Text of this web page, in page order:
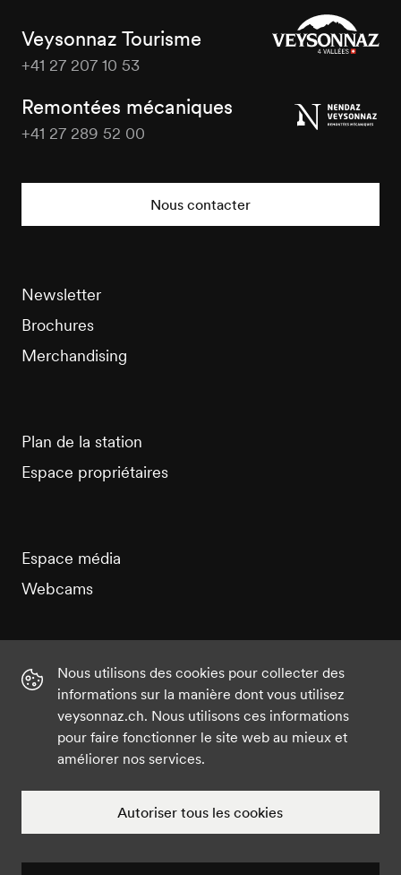
Veysonnaz Tourisme
+41 27 207 10 53
Remontées mécaniques
+41 27 289 52 00
Nous contacter
Newsletter
Brochures
Merchandising
Plan de la station
Espace propriétaires
Espace média
Webcams
Facebook Twitter YouTube
Nous utilisons des cookies pour collecter des
informations sur la manière dont vous utilisez
veysonnaz.ch. Nous utilisons ces informations
pour faire fonctionner le site web au mieux et
améliorer nos services.